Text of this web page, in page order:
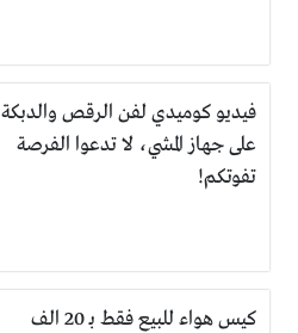
فيديو كوميدي لفن الرقص والدبكة
على جهاز المشي، لا تدعوا الفرصة
تفوتكم!
كيس هواء للبيع فقط بـ 20 الف